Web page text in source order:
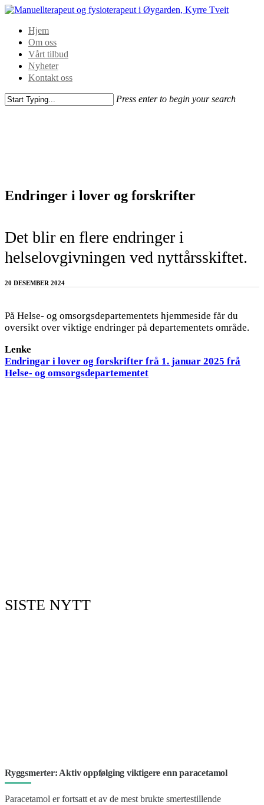
Hjem
Om oss
Vårt tilbud
Nyheter
Kontakt oss
Press enter to begin your search
Endringer i lover og forskrifter
Det blir en flere endringer i
helselovgivningen ved nyttårsskiftet.
20 DESEMBER 2024
På Helse- og omsorgsdepartementets hjemmeside får du
oversikt over viktige endringer på departementets område.
Lenke
Endringar i lover og forskrifter frå 1. januar 2025 frå
Helse- og omsorgsdepartementet
SISTE NYTT
Ryggsmerter: Aktiv oppfølging viktigere enn paracetamol
Paracetamol er fortsatt et av de mest brukte smertestillende